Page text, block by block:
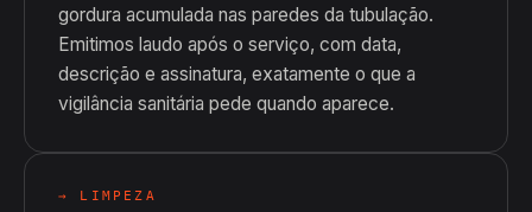
gordura acumulada nas paredes da tubulação.
Emitimos laudo após o serviço, com data,
descrição e assinatura, exatamente o que a
vigilância sanitária pede quando aparece.
→ LIMPEZA